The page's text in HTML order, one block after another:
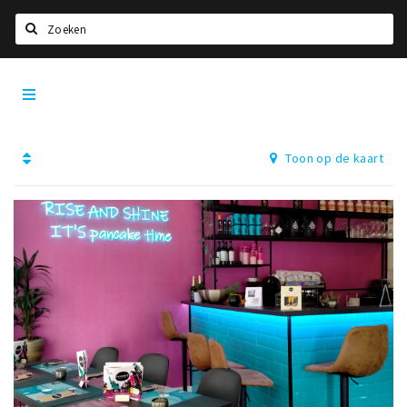
Home
Bioscoopagenda
Nieuws
Leuke tips & trends
Interviews
Eten
Drinken
Slapen
Toon op de kaart